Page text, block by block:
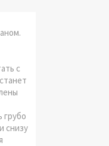
с
грубо
снизу